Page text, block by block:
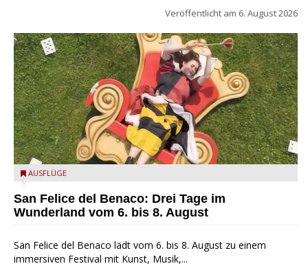
Veröffentlicht am 6. August 2026
San Felice del Benaco: Drei Tage im Wunderland
AUSFLÜGE
San Felice del Benaco: Drei Tage im
Wunderland vom 6. bis 8. August
San Felice del Benaco lädt vom 6. bis 8. August zu einem
immersiven Festival mit Kunst, Musik,...